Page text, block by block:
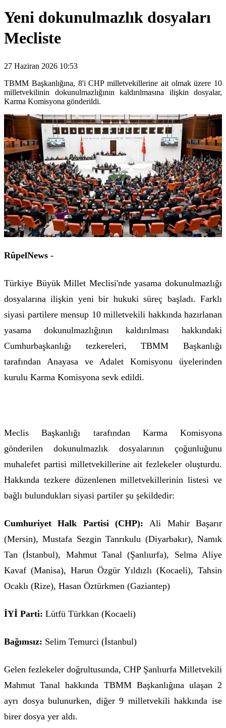
Yeni dokunulmazlık dosyaları
Mecliste
27 Haziran 2026 10:53
TBMM Başkanlığına, 8'i CHP milletvekillerine ait olmak üzere 10
milletvekilinin dokunulmazlığının kaldırılmasına ilişkin dosyalar,
Karma Komisyona gönderildi.
RûpelNews -
Türkiye Büyük Millet Meclisi'nde yasama dokunulmazlığı
dosyalarına ilişkin yeni bir hukuki süreç başladı. Farklı
siyasi partilere mensup 10 milletvekili hakkında hazırlanan
yasama dokunulmazlığının kaldırılması hakkındaki
Cumhurbaşkanlığı tezkereleri, TBMM Başkanlığı
tarafından Anayasa ve Adalet Komisyonu üyelerinden
kurulu Karma Komisyona sevk edildi.
Meclis Başkanlığı tarafından Karma Komisyona
gönderilen dokunulmazlık dosyalarının çoğunluğunu
muhalefet partisi milletvekillerine ait fezlekeler oluşturdu.
Hakkında tezkere düzenlenen milletvekillerinin listesi ve
bağlı bulundukları siyasi partiler şu şekildedir:
Cumhuriyet Halk Partisi (CHP): Ali Mahir Başarır
(Mersin), Mustafa Sezgin Tanrıkulu (Diyarbakır), Namık
Tan (İstanbul), Mahmut Tanal (Şanlıurfa), Selma Aliye
Kavaf (Manisa), Harun Özgür Yıldızlı (Kocaeli), Tahsin
Ocaklı (Rize), Hasan Öztürkmen (Gaziantep)
İYİ Parti: Lütfü Türkkan (Kocaeli)
Bağımsız: Selim Temurci (İstanbul)
Gelen fezlekeler doğrultusunda, CHP Şanlıurfa Milletvekili
Mahmut Tanal hakkında TBMM Başkanlığına ulaşan 2
ayrı dosya bulunurken, diğer 9 milletvekili hakkında ise
birer dosya yer aldı.